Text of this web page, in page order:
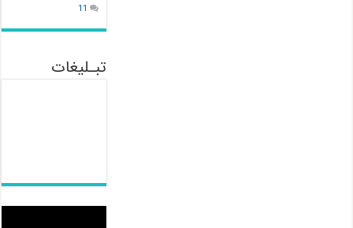
11
تبـلیغات